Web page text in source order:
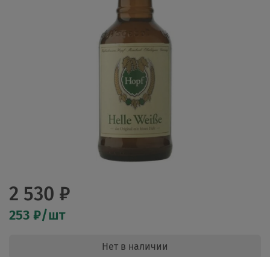
2 530 ₽
253 ₽/шт
Нет в наличии